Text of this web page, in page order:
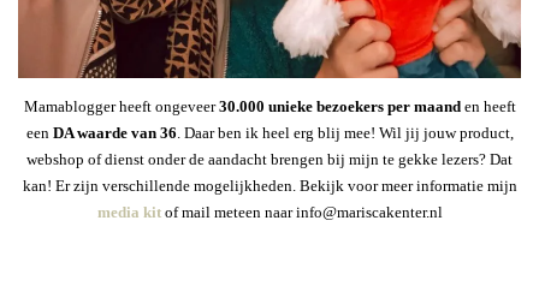
Mamablogger heeft ongeveer30.000 unieke bezoekers per maanden heeft
een DA waarde van 36. Daar ben ik heel erg blij mee! Wil jij jouw product,
webshop of dienst onder de aandacht brengen bij mijn te gekke lezers? Dat
kan! Er zijn verschillende mogelijkheden. Bekijk voor meer informatie mijn
media kitof mail meteen naar info@mariscakenter.nl